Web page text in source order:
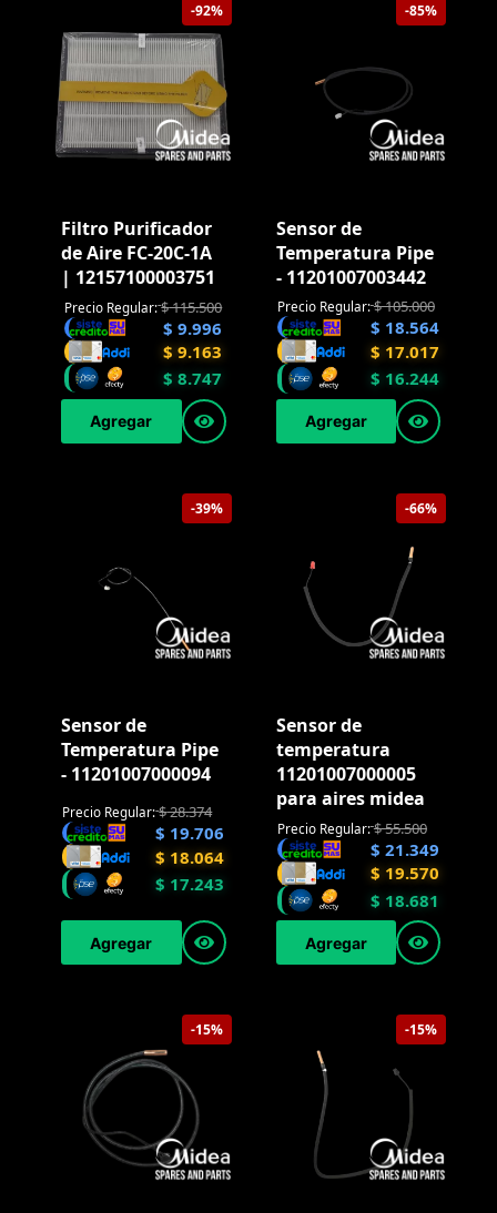
-92%
Filtro Purificador
de Aire FC-20C-1A
| 12157100003751
Precio Regular:$115.500
$ 9.996
$ 9.163
$ 8.747
Agregar
-85%
Sensor de
Temperatura Pipe
- 11201007003442
Precio Regular:$105.000
$ 18.564
$ 17.017
$ 16.244
Agregar
-39%
Sensor de
Temperatura Pipe
- 11201007000094
Precio Regular:$28.374
$ 19.706
$ 18.064
$ 17.243
Agregar
-66%
Sensor de
temperatura
11201007000005
para aires midea
Precio Regular:$55.500
$ 21.349
$ 19.570
$ 18.681
Agregar
-15% -15%